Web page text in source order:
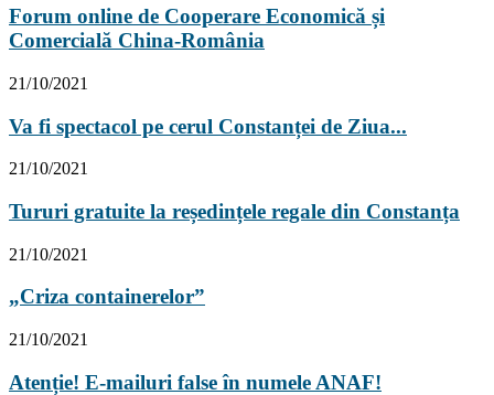
Forum online de Cooperare Economică și
Comercială China-România
21/10/2021
Va fi spectacol pe cerul Constanței de Ziua...
21/10/2021
Tururi gratuite la reședințele regale din Constanța
21/10/2021
„Criza containerelor”
21/10/2021
Atenție! E-mailuri false în numele ANAF!